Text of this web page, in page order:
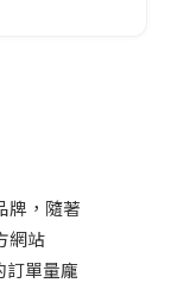
牌，隨著
網站
訂單量龐